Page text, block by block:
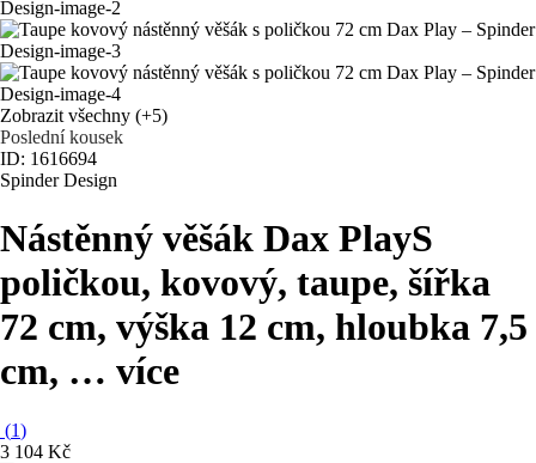
Zobrazit všechny (+5)
Poslední kousek
ID: 1616694
Spinder Design
Nástěnný věšák Dax PlayS
poličkou, kovový, taupe, šířka
72 cm, výška 12 cm, hloubka 7,5
cm, … více
(1)
3 104 Kč